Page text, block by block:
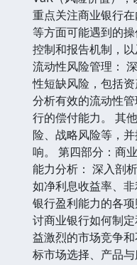
重点关注商业银行
等方面可能遇到的操
控制和报告机制，以
流动性风险管理：
性短缺风险，包括资
分析有效的流动性
行的偿付能力。 其
险、战略风险等，
响。 第四部分：商
能力分析： 深入剖
如净利息收益率、
银行盈利能力的各
讨商业银行如何制
益激烈的市场竞争
标市场选择、产品